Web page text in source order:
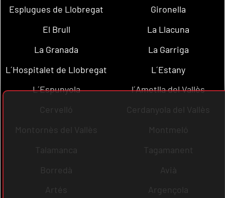
Esplugues de Llobregat
Gironella
El Brull
La Llacuna
La Granada
La Garriga
L´Hospitalet de Llobregat
L´Estany
L´Espunyola
l´Ametlla del Vallès
Cervelló
Cerdanyola del Vallès
Montornès del Vallès
Montmeló
Talamanca
Tagamanent
Borredà
Avià
Artés
Argençola